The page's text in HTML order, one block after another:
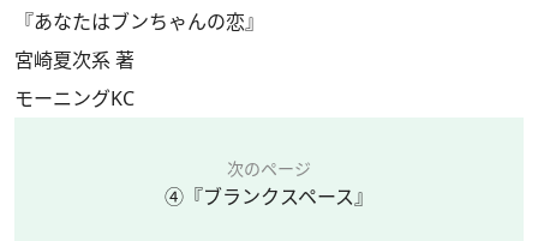
『あなたはブンちゃんの恋』
宮崎夏次系 著
モーニングKC
次のページ
④『ブランクスペース』